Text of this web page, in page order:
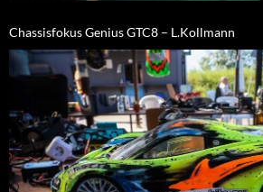
Chassisfokus Genius GTC8 – L.Kollmann